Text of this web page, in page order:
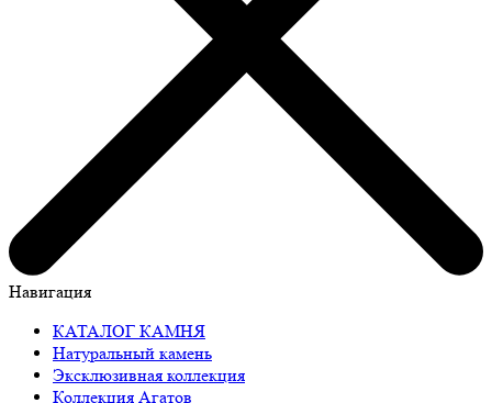
Навигация
КАТАЛОГ КАМНЯ
Натуральный камень
Эксклюзивная коллекция
Коллекция Агатов